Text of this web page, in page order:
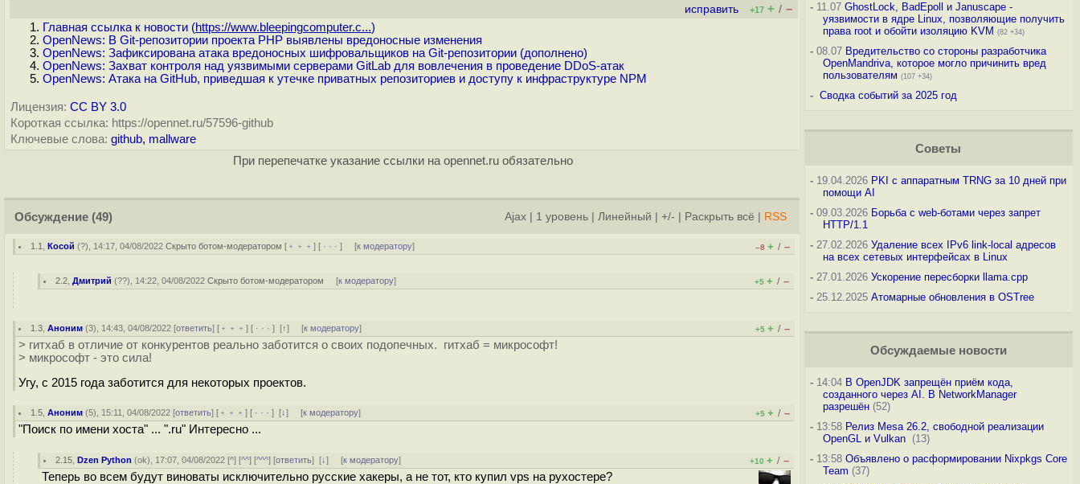
исправить +17 + / –
Главная ссылка к новости (https://www.bleepingcomputer.c...)
OpenNews: В Git-репозитории проекта PHP выявлены вредоносные изменения
OpenNews: Зафиксирована атака вредоносных шифровальщиков на Git-репозитории (дополнено)
OpenNews: Захват контроля над уязвимыми серверами GitLab для вовлечения в проведение DDoS-атак
OpenNews: Атака на GitHub, приведшая к утечке приватных репозиториев и доступу к инфраструктуре NPM
Лицензия: CC BY 3.0
Короткая ссылка: https://opennet.ru/57596-github
Ключевые слова: github, mallware
При перепечатке указание ссылки на opennet.ru обязательно
Обсуждение (49) Ajax 1 уровень Линейный +/- Раскрыть всё RSS
1.1 ,Косой (?), 14:17, 04/08/2022Скрыто ботом-модератором [ ﹢﹢﹢] [ · · ·] [к модератору] –8 + / –
2.2 ,Дмитрий (??), 14:22, 04/08/2022Скрыто ботом-модератором [к модератору] +5 + / –
1.3 ,Аноним (3), 14:43, 04/08/2022 [ответить] [ ﹢﹢﹢] [ · · ·][↑] [к модератору] +5 + / –
> гитхаб в отличие от конкурентов реально заботится о своих подопечных. гитхаб = микрософт!
> микрософт - это сила!
Угу, с 2015 года заботится для некоторых проектов.
1.5 ,Аноним (5), 15:11, 04/08/2022 [ответить] [ ﹢﹢﹢] [ · · ·][↓] [к модератору] +5 + / –
"Поиск по имени хоста" ... ".ru" Интересно ...
2.15 ,Dzen Python (ok), 17:07, 04/08/2022 [^] [^^] [^^^] [ответить][↓] [к модератору] +10 + / –
Теперь во всем будут виноваты исключительно русские хакеры, а не тот, кто купил vps на рухостере?
-11.07 GhostLock, BadEpoll и Januscape -
уязвимости в ядре Linux, позволяющие получить
права root и обойти изоляцию KVM (82 +34)
-08.07 Вредительство со стороны разработчика
OpenMandriva, которое могло причинить вред
пользователям (107 +34)
- Сводка событий за 2025 год
Советы
-19.04.2026 PKI с аппаратным TRNG за 10 дней при
помощи AI
-09.03.2026 Борьба с web-ботами через запрет
HTTP/1.1
-27.02.2026 Удаление всех IPv6 link-local адресов
на всех сетевых интерфейсах в Linux
-27.01.2026 Ускорение пересборки llama.cpp
-25.12.2025 Атомарные обновления в OSTree
Обсуждаемые новости
-14:04 В OpenJDK запрещён приём кода,
созданного через AI. В NetworkManager
разрешён(52)
-13:58 Релиз Mesa 26.2, свободной реализации
OpenGL и Vulkan (13)
-13:58 Объявлено о расформировании Nixpkgs Core
Team (37)